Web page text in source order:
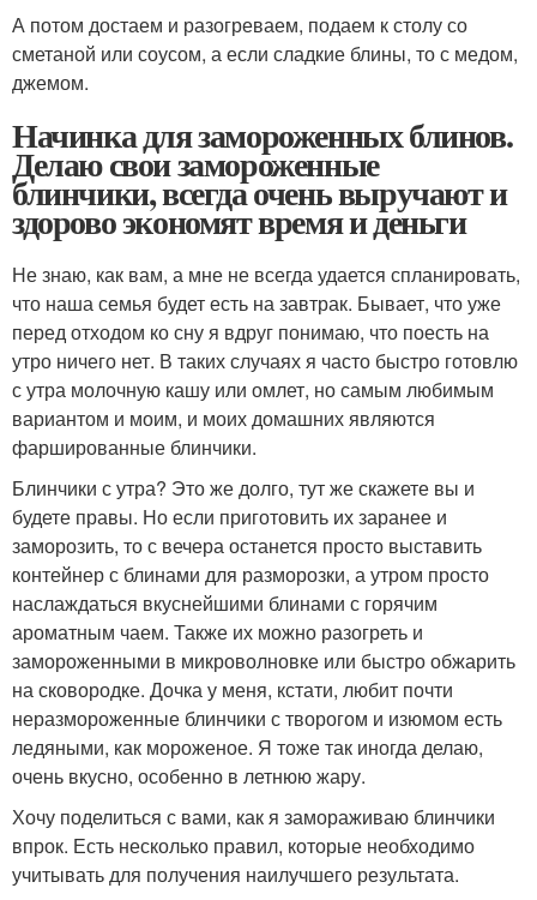
А потом достаем и разогреваем, подаем к столу со
сметаной или соусом, а если сладкие блины, то с медом,
джемом.
Начинка для замороженных блинов.
Делаю свои замороженные
блинчики, всегда очень выручают и
здорово экономят время и деньги
Не знаю, как вам, а мне не всегда удается спланировать,
что наша семья будет есть на завтрак. Бывает, что уже
перед отходом ко сну я вдруг понимаю, что поесть на
утро ничего нет. В таких случаях я часто быстро готовлю
с утра молочную кашу или омлет, но самым любимым
вариантом и моим, и моих домашних являются
фаршированные блинчики.
Блинчики с утра? Это же долго, тут же скажете вы и
будете правы. Но если приготовить их заранее и
заморозить, то с вечера останется просто выставить
контейнер с блинами для разморозки, а утром просто
наслаждаться вкуснейшими блинами с горячим
ароматным чаем. Также их можно разогреть и
замороженными в микроволновке или быстро обжарить
на сковородке. Дочка у меня, кстати, любит почти
неразмороженные блинчики с творогом и изюмом есть
ледяными, как мороженое. Я тоже так иногда делаю,
очень вкусно, особенно в летнюю жару.
Хочу поделиться с вами, как я замораживаю блинчики
впрок. Есть несколько правил, которые необходимо
учитывать для получения наилучшего результата.